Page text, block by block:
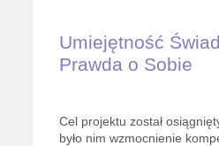
Umiejętność
Prawda o Sobie
Cel projektu został
było nim wzmocnienie